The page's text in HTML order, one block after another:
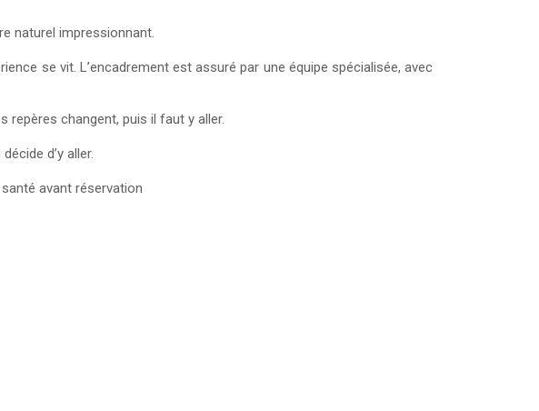
naturel impressionnant.
se vit. L’encadrement est assuré par une équipe spécialisée, avec
repères changent, puis il faut y aller.
d’y aller.
avant réservation